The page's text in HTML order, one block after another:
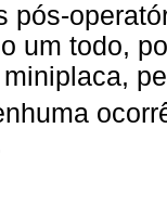
pós-
um todo,